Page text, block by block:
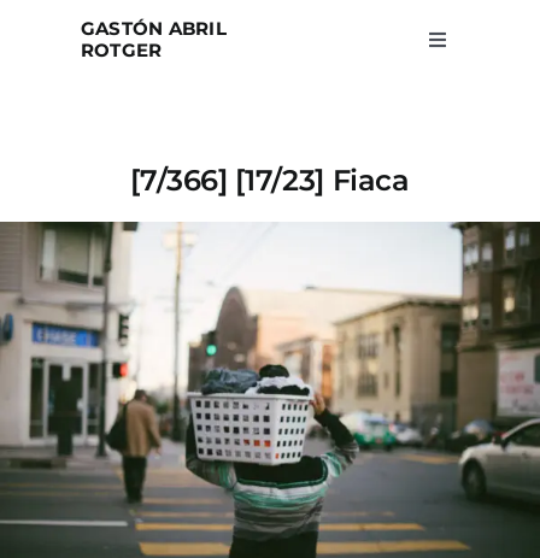
GASTÓN ABRIL
ROTGER
Toggle
Blog
About
Search
for:
[7/366] [17/23] Fiaca